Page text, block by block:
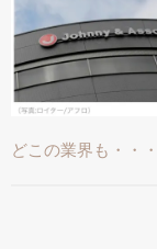
どこの業界も・・・